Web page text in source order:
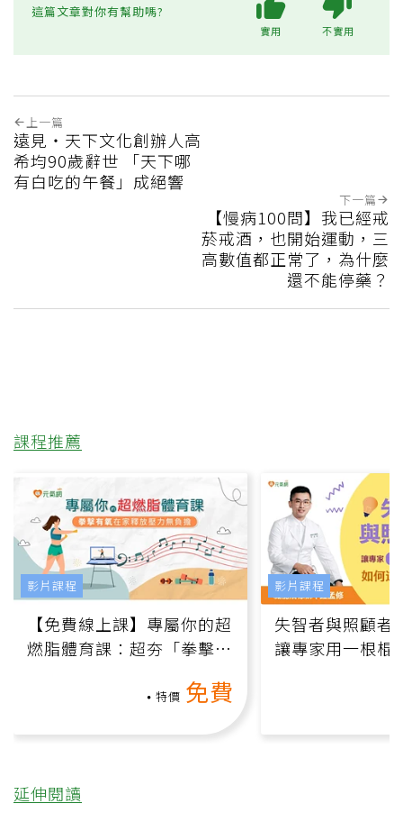
這篇文章對你有幫助嗎?
實用 不實用
上一篇
遠見‧天下文化創辦人高
希均90歲辭世 「天下哪
有白吃的午餐」成絕響
下一篇
【慢病100問】我已經戒
菸戒酒，也開始運動，三
高數值都正常了，為什麼
還不能停藥？
課程推薦
【免費線上課】專屬你的超
燃脂體育課：超夯「拳擊有
特價 免費
影片課程
失智者與照顧者
讓專家用一根棍
影片課程
延伸閱讀